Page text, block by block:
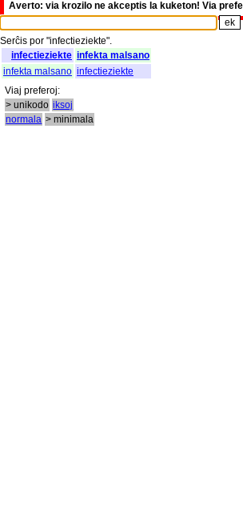
Averto: via krozilo ne akceptis la kuketon! Via
Serĉis por "infectieziekte".
infectieziekte infekta malsano
infekta malsano infectieziekte
Viaj preferoj:
> unikodo iksoj
normala > minimala